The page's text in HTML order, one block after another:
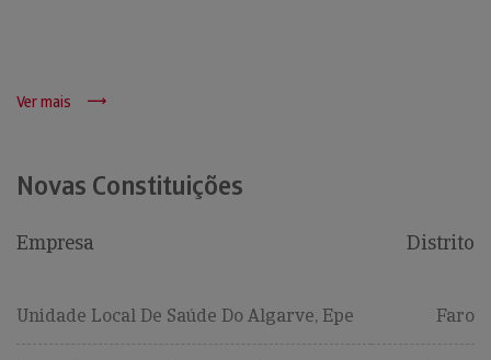
Ver mais
Novas Constituições
Empresa Distrito
Unidade Local De Saúde Do Algarve, Epe Faro